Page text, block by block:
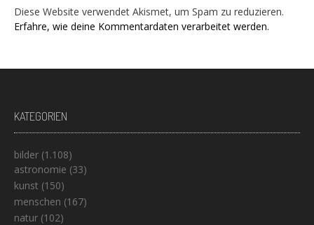
Diese Website verwendet Akismet, um Spam zu reduzieren.
Erfahre, wie deine Kommentardaten verarbeitet werden.
KATEGORIEN
bilder (1.108)
astronomie (33)
kunst (150)
menschen (167)
natur (102)